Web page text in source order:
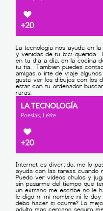
+20
LA TECNOLOGÍA
Poesías, LeYre
+20